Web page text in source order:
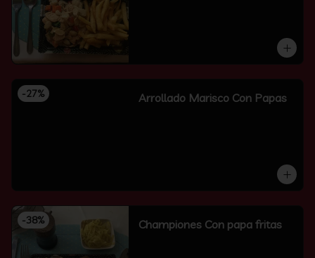
-27% Arrollado Marisco Con Papas
-38% Championes Con papa fritas